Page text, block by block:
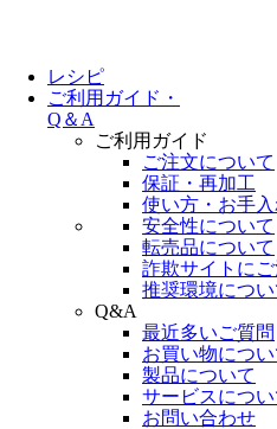
レシピ
ご利用ガイド・
Q＆A
ご利用ガイド
ご注文について
保証・再加工
使い方・お手
安全性について
転売品について
詐欺サイトに
推奨環境につい
Q&A
最近多いご質問
お買い物につい
製品について
サービスについ
お問い合わせ